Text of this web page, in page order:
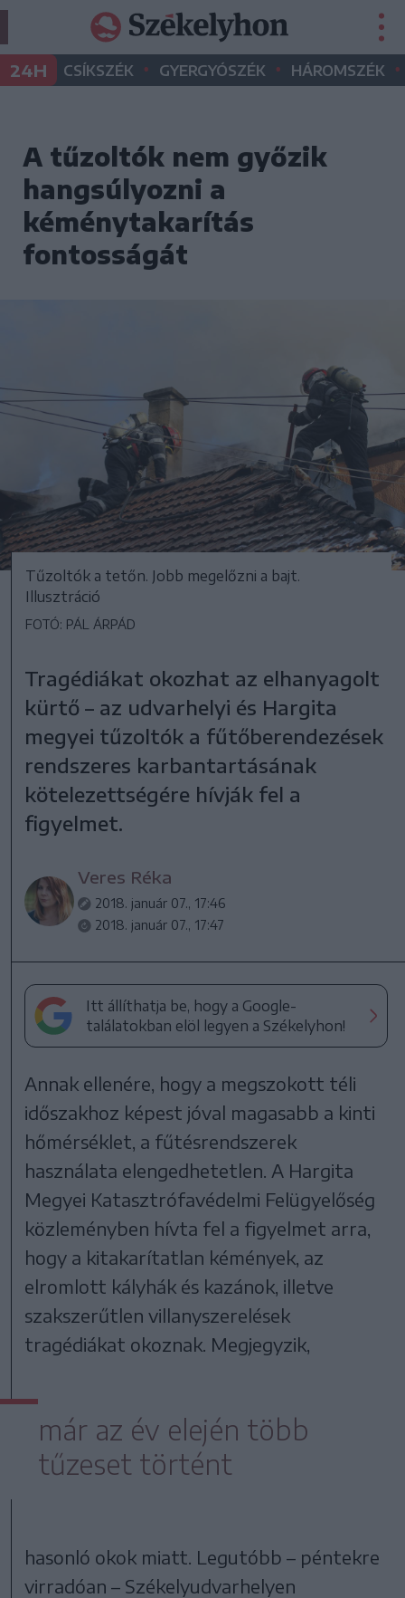
24H CSÍKSZÉK • GYERGYÓSZÉK • HÁROMSZÉK •
A tűzoltók nem győzik
hangsúlyozni a
kéménytakarítás
fontosságát
Tűzoltók a tetőn. Jobb megelőzni a bajt.
Illusztráció
FOTÓ: PÁL ÁRPÁD
Tragédiákat okozhat az elhanyagolt
kürtő – az udvarhelyi és Hargita
megyei tűzoltók a fűtőberendezések
rendszeres karbantartásának
kötelezettségére hívják fel a
figyelmet.
Veres Réka
2018. január 07., 17:46
2018. január 07., 17:47
Itt állíthatja be, hogy a Google-
találatokban elöl legyen a Székelyhon!
Annak ellenére, hogy a megszokott téli
időszakhoz képest jóval magasabb a kinti
hőmérséklet, a fűtésrendszerek
használata elengedhetetlen. A Hargita
Megyei Katasztrófavédelmi Felügyelőség
közleményben hívta fel a figyelmet arra,
hogy a kitakarítatlan kémények, az
elromlott kályhák és kazánok, illetve
szakszerűtlen villanyszerelések
tragédiákat okoznak. Megjegyzik,
már az év elején több
tűzeset történt
hasonló okok miatt. Legutóbb – péntekre
virradóan – Székelyudvarhelyen